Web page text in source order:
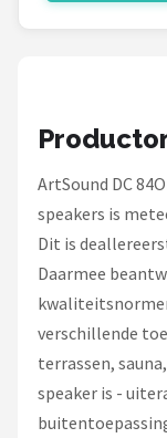
Carlinkit
Alle merken
ArtSound DC
speakers is
Dit is
Daarmee
verschillende
terrassen,
speaker is -